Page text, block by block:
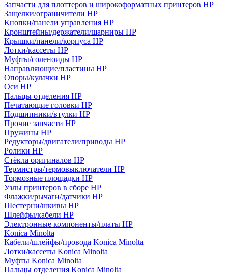
Запчасти для плоттеров и широкоформатных принтеров HP
Защелки/ограничители HP
Кнопки/панели управления HP
Кронштейны/держатели/шарниры HP
Крышки/панели/корпуса HP
Лотки/кассеты HP
Муфты/соленоиды HP
Направляющие/пластины HP
Опоры/кулачки HP
Оси HP
Пальцы отделения HP
Печатающие головки HP
Подшипники/втулки HP
Прочие запчасти HP
Пружины HP
Редукторы/двигатели/приводы HP
Ролики HP
Стёкла оригиналов HP
Термистры/термовыключатели HP
Тормозные площадки HP
Узлы принтеров в сборе HP
Флажки/рычаги/датчики HP
Шестерни/шкивы HP
Шлейфы/кабели HP
Электронные компоненты/платы HP
Konica Minolta
Кабели/шлейфы/провода Konica Minolta
Лотки/кассеты Konica Minolta
Муфты Konica Minolta
Пальцы отделения Konica Minolta